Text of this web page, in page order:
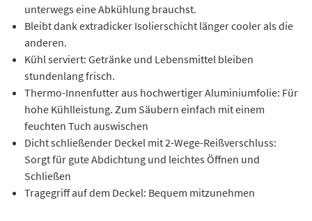
unterwegs eine Abkühlung brauchst.
Bleibt dank extradicker Isolierschicht länger cooler als die
anderen.
Kühl serviert: Getränke und Lebensmittel bleiben
stundenlang frisch.
Thermo-Innenfutter aus hochwertiger Aluminiumfolie: Für
hohe Kühlleistung. Zum Säubern einfach mit einem
feuchten Tuch auswischen
Dicht schließender Deckel mit 2-Wege-Reißverschluss:
Sorgt für gute Abdichtung und leichtes Öffnen und
Schließen
Tragegriff auf dem Deckel: Bequem mitzunehmen